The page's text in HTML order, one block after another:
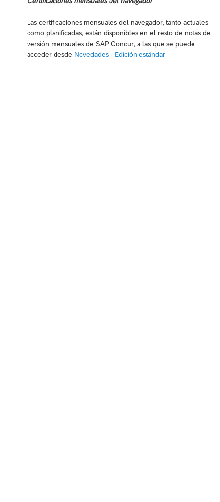
Las certificaciones mensuales del navegador, tanto actuales
como planificadas, están disponibles en el resto de notas de
versión mensuales de SAP Concur, a las que se puede
acceder desde Novedades - Edición estándar